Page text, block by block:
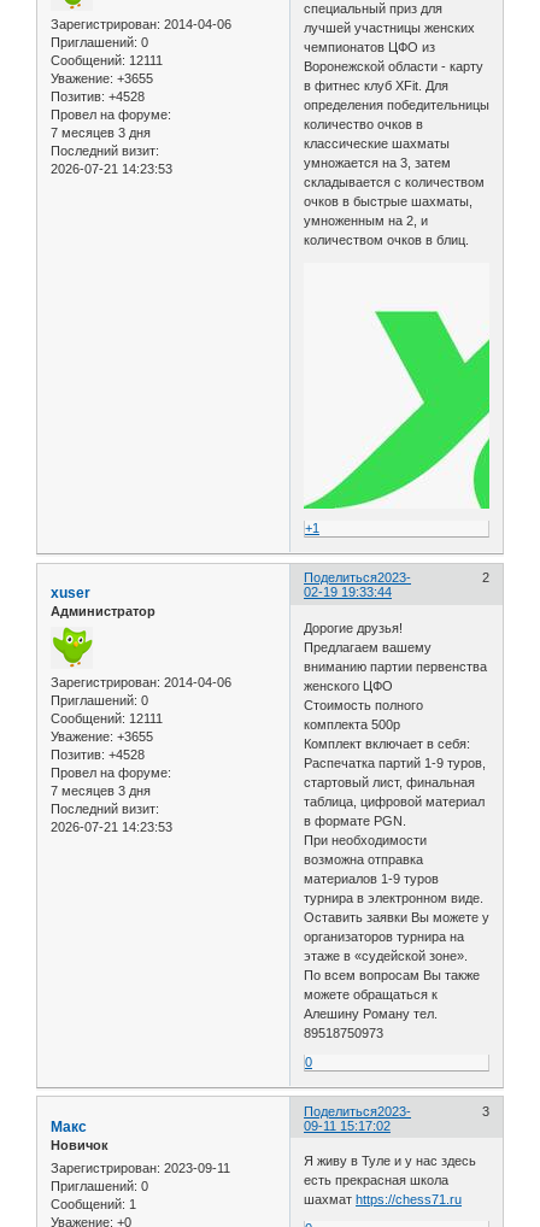
Зарегистрирован: 2014-04-06
Приглашений: 0
Сообщений: 12111
Уважение: +3655
Позитив: +4528
Провел на форуме:
7 месяцев 3 дня
Последний визит:
2026-07-21 14:23:53
специальный приз для
лучшей участницы женских
чемпионатов ЦФО из
Воронежской области - карту
в фитнес клуб XFit. Для
определения победительницы
количество очков в
классические шахматы
умножается на 3, затем
складывается с количеством
очков в быстрые шахматы,
умноженным на 2, и
количеством очков в блиц.
+1
Поделиться 2
2023-
02-19 19:33:44
xuser
Администратор
Зарегистрирован: 2014-04-06
Приглашений: 0
Сообщений: 12111
Уважение: +3655
Позитив: +4528
Провел на форуме:
7 месяцев 3 дня
Последний визит:
2026-07-21 14:23:53
Дорогие друзья!
Предлагаем вашему
вниманию партии первенства
женского ЦФО
Стоимость полного
комплекта 500р
Комплект включает в себя:
Распечатка партий 1-9 туров,
стартовый лист, финальная
таблица, цифровой материал
в формате PGN.
При необходимости
возможна отправка
материалов 1-9 туров
турнира в электронном виде.
Оставить заявки Вы можете у
организаторов турнира на
этаже в «судейской зоне».
По всем вопросам Вы также
можете обращаться к
Алешину Роману тел.
89518750973
0
Поделиться 3
2023-
09-11 15:17:02
Макс
Новичок
Зарегистрирован: 2023-09-11
Приглашений: 0
Сообщений: 1
Уважение: +0
Я живу в Туле и у нас здесь
есть прекрасная школа
шахматhttps://chess71.ru